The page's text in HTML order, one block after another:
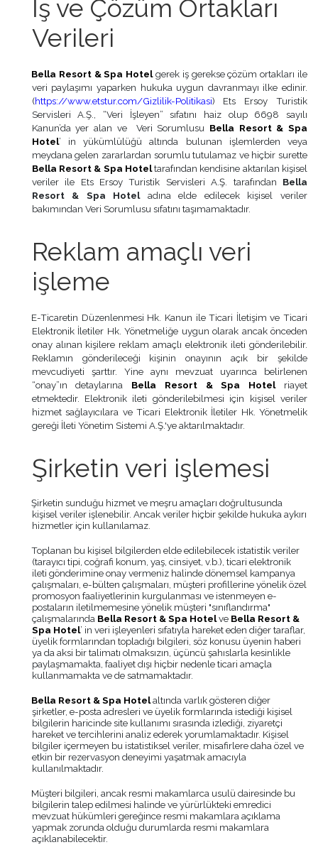
İş ve Çözüm Ortakları
Verileri
Bella Resort & Spa Hotelgerek iş gerekse çözüm ortakları ile
veri paylaşımı yaparken hukuka uygun davranmayı ilke edinir.
(https://www.etstur.com/Gizlilik-Politikasi) Ets Ersoy Turistik
Servisleri A.Ş., “Veri İşleyen” sıfatını haiz olup 6698 sayılı
Kanun’da yer alan ve Veri Sorumlusu Bella Resort & Spa
Hotel’ in yükümlülüğü altında bulunan işlemlerden veya
meydana gelen zararlardan sorumlu tutulamaz ve hiçbir surette
Bella Resort & Spa Hoteltarafından kendisine aktarılan kişisel
veriler ile Ets Ersoy Turistik Servisleri A.Ş. tarafından Bella
Resort & Spa Hoteladına elde edilecek kişisel veriler
bakımından Veri Sorumlusu sıfatını taşımamaktadır.
Reklam amaçlı veri
işleme
E-Ticaretin Düzenlenmesi Hk. Kanun ile Ticari İletişim ve Ticari
Elektronik İletiler Hk. Yönetmeliğe uygun olarak ancak önceden
onay alınan kişilere reklam amaçlı elektronik ileti gönderilebilir.
Reklamın gönderileceği kişinin onayının açık bir şekilde
mevcudiyeti şarttır. Yine aynı mevzuat uyarınca belirlenen
“onay”ın detaylarına Bella Resort & Spa Hotelriayet
etmektedir. Elektronik ileti gönderilebilmesi için kişisel veriler
hizmet sağlayıcılara ve Ticari Elektronik İletiler Hk. Yönetmelik
gereği İleti Yönetim Sistemi A.Ş.'ye aktarılmaktadır.
Şirketin veri işlemesi
Şirketin sunduğu hizmet ve meşru amaçları doğrultusunda
kişisel veriler işlenebilir. Ancak veriler hiçbir şekilde hukuka aykırı
hizmetler için kullanılamaz.
Toplanan bu kişisel bilgilerden elde edilebilecek istatistik veriler
(tarayıcı tipi, coğrafi konum, yaş, cinsiyet, v.b.), ticari elektronik
ileti gönderimine onay vermeniz halinde dönemsel kampanya
çalışmaları, e-bülten çalışmaları, müşteri profillerine yönelik özel
promosyon faaliyetlerinin kurgulanması ve istenmeyen e-
postaların iletilmemesine yönelik müşteri "sınıflandırma"
çalışmalarında Bella Resort & Spa Hotelve Bella Resort &
Spa Hotel’ in veri işleyenleri sıfatıyla hareket eden diğer taraflar,
üyelik formlarından topladığı bilgileri, söz konusu üyenin haberi
ya da aksi bir talimatı olmaksızın, üçüncü şahıslarla kesinlikle
paylaşmamakta, faaliyet dışı hiçbir nedenle ticari amaçla
kullanmamakta ve de satmamaktadır.
Bella Resort & Spa Hotelaltında varlık gösteren diğer
şirketler, e-posta adresleri ve üyelik formlarında istediği kişisel
bilgilerin haricinde site kullanımı sırasında izlediği, ziyaretçi
hareket ve tercihlerini analiz ederek yorumlamaktadır. Kişisel
bilgiler içermeyen bu istatistiksel veriler, misafirlere daha özel ve
etkin bir rezervasyon deneyimi yaşatmak amacıyla
kullanılmaktadır.
Müşteri bilgileri, ancak resmi makamlarca usulü dairesinde bu
bilgilerin talep edilmesi halinde ve yürürlükteki emredici
mevzuat hükümleri gereğince resmi makamlara açıklama
yapmak zorunda olduğu durumlarda resmi makamlara
açıklanabilecektir.